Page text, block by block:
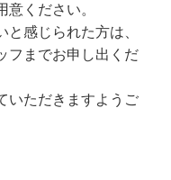
ください。
感じられた方は、
フまでお申し出くだ
いただきますようご